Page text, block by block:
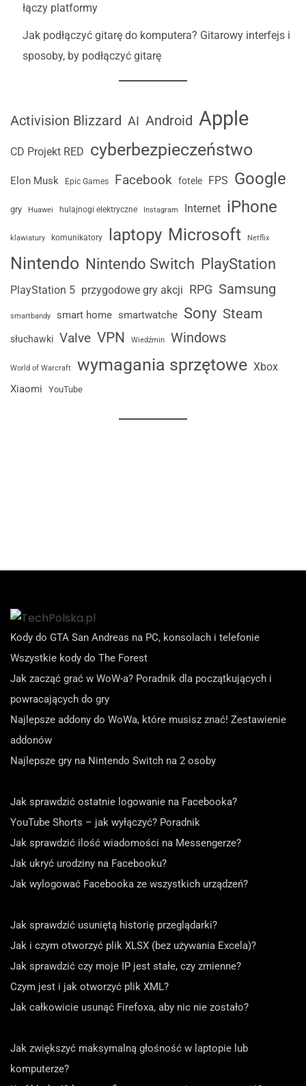
łączy platformy
Jak podłączyć gitarę do komputera? Gitarowy interfejs i
sposoby, by podłączyć gitarę
Activision Blizzard AI Android Apple
CD Projekt RED cyberbezpieczeństwo
Elon Musk Epic Games Facebook fotele FPS Google
gry Huawei hulajnogi elektryczne Instagram Internet iPhone
klawiatury komunikatory laptopy Microsoft Netflix
Nintendo Nintendo Switch PlayStation
PlayStation 5 przygodowe gry akcji RPG Samsung
smartbandy smart home smartwatche Sony Steam
słuchawki Valve VPN Wiedźmin Windows
World of Warcraft wymagania sprzętowe Xbox
Xiaomi YouTube
Kody do GTA San Andreas na PC, konsolach i telefonie
Wszystkie kody do The Forest
Jak zacząć grać w WoW-a? Poradnik dla początkujących i
powracających do gry
Najlepsze addony do WoWa, które musisz znać! Zestawienie
addonów
Najlepsze gry na Nintendo Switch na 2 osoby
Jak sprawdzić ostatnie logowanie na Facebooka?
YouTube Shorts – jak wyłączyć? Poradnik
Jak sprawdzić ilość wiadomości na Messengerze?
Jak ukryć urodziny na Facebooku?
Jak wylogować Facebooka ze wszystkich urządzeń?
Jak sprawdzić usuniętą historię przeglądarki?
Jak i czym otworzyć plik XLSX (bez używania Excela)?
Jak sprawdzić czy moje IP jest stałe, czy zmienne?
Czym jest i jak otworzyć plik XML?
Jak całkowicie usunąć Firefoxa, aby nic nie zostało?
Jak zwiększyć maksymalną głośność w laptopie lub
komputerze?